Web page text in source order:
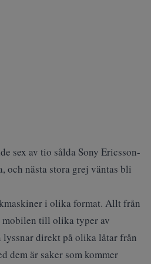
sex av tio sålda Sony Ericsson-
och nästa stora grej väntas bli
i olika format. Allt från
till olika typer av
lyssnar direkt på olika låtar från
dem är saker som kommer